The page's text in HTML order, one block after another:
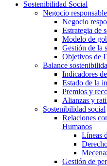
Sostenibilidad Social
Negocio responsable
Negocio
Estrategia de
Modelo de
Gestión de la
Objetivos de
Balance
Indicadores
Estado de la
Premios y
Alianzas y
Sostenibilidad social
Relaciones
Humanos
Líneas
Gestión de